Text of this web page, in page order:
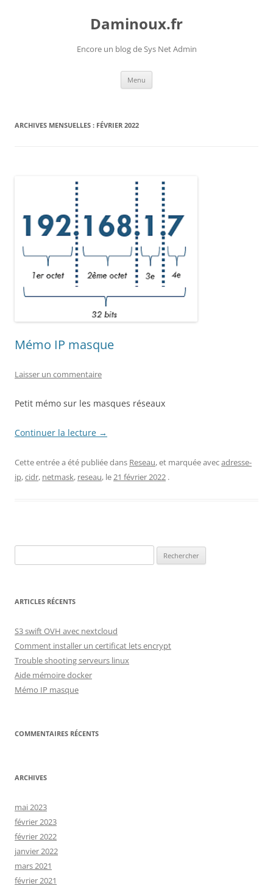
Daminoux.fr
Encore un blog de Sys Net Admin
Menu
ARCHIVES MENSUELLES : FÉVRIER 2022
Mémo IP masque
Laisser un commentaire
Petit mémo sur les masques réseaux
Continuer la lecture →
Cette entrée a été publiée dans Reseau, et marquée avecadresse-
ip,cidr, netmask, reseau, le21 février 2022 .
ARTICLES RÉCENTS
S3 swift OVH avec nextcloud
Comment installer un certificat lets encrypt
Trouble shooting serveurs linux
Aide mémoire docker
Mémo IP masque
COMMENTAIRES RÉCENTS
ARCHIVES
mai 2023
février 2023
février 2022
janvier 2022
mars 2021
février 2021